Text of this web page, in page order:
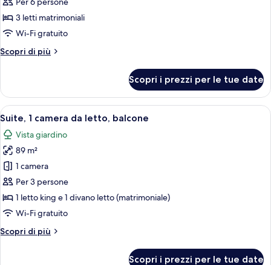
Suite,
3
da
piscina
(Balcony)
3 letti matrimoniali
Wi-Fi gratuito
Scopri di più
Altri
3
camere
da
letto,
vista
piscina
(Balcony)
Scopri i prezzi per le tue date
Apri
tutte
le
foto
per
Suite,
1
camera
letto,
Camera d'hotel moderna con un
11
Suite, 1 camera da letto, balcone
Vista giardino
89 m²
1 camera
Per 3 persone
1 letto king e 1 divano letto (matrimoniale)
Wi-Fi gratuito
Scopri di più
Altri
Scopri i prezzi per le tue date